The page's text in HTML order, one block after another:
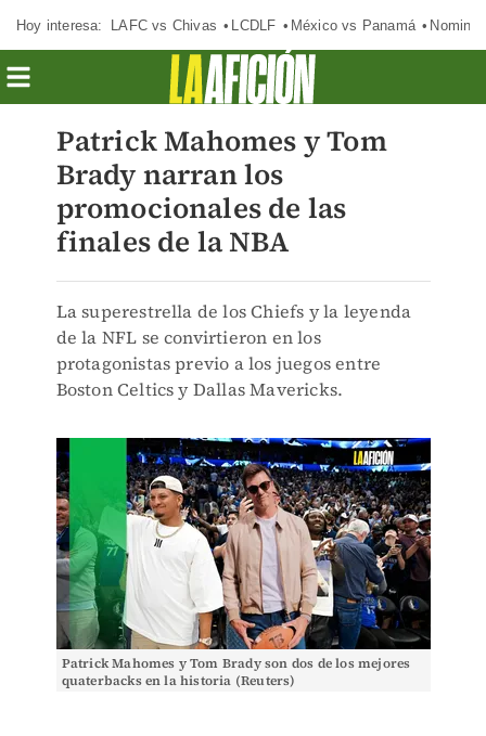
Hoy interesa: LAFC vs Chivas LCDLF México vs Panamá
Patrick Mahomes y Tom
Brady narran los
promocionales de las
finales de la NBA
La superestrella de los Chiefs y la leyenda
de la NFL se convirtieron en los
protagonistas previo a los juegos entre
Boston Celtics y Dallas Mavericks.
Patrick Mahomes y Tom Brady son dos de los mejores
quaterbacks en la historia (Reuters)